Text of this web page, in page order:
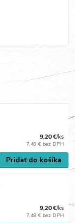
9,20 €/ks
7,48 € bez DPH
Pridať do košíka
9,20 €/ks
7,48 € bez DPH